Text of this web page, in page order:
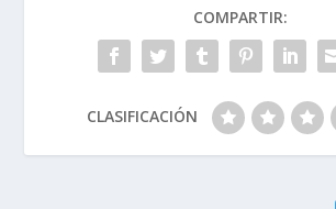
COMPARTIR:
CLASIFICACIÓN